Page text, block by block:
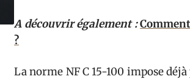
A découvrir également :
?
La norme NF C 15-100 impose